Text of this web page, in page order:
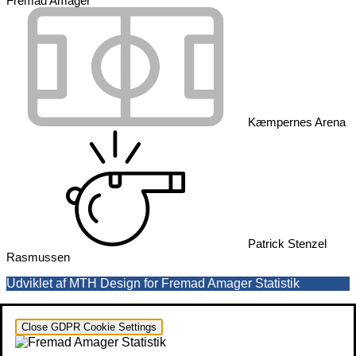
Kæmpernes Arena
Patrick Stenzel
Rasmussen
Udviklet af MTH Design for Fremad Amager Statistik
Close GDPR Cookie Settings